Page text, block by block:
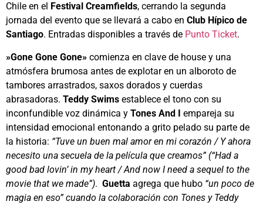
Chile en el Festival Creamfields, cerrando la segunda
jornada del evento que se llevará a cabo en Club Hípico de
Santiago. Entradas disponibles a través de Punto Ticket.
»Gone Gone Gone» comienza en clave de house y una
atmósfera brumosa antes de explotar en un alboroto de
tambores arrastrados, saxos dorados y cuerdas
abrasadoras. Teddy Swims establece el tono con su
inconfundible voz dinámica y Tones And I empareja su
intensidad emocional entonando a grito pelado su parte de
la historia: “Tuve un buen mal amor en mi corazón / Y ahora
necesito una secuela de la película que creamos” (“Had a
good bad lovin’ in my heart / And now I need a sequel to the
movie that we made”). Guetta agrega que hubo “un poco de
magia en eso” cuando la colaboración con Tones y Teddy